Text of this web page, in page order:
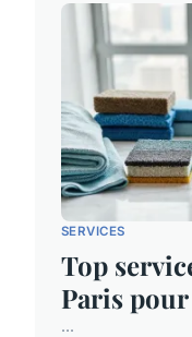
SERVICES
Top
Paris
...